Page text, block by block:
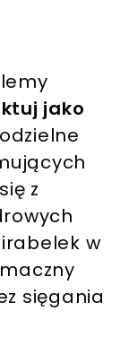
jako
z
w
sięgania